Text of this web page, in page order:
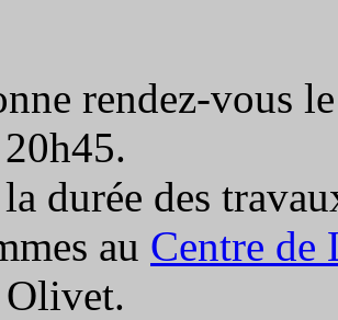
rendez-vous
durée des
au Centre